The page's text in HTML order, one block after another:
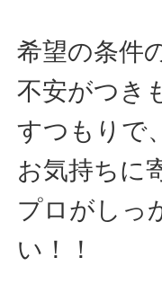
希望の条件
不安がつき
すつもりで
お気持ちに
プロがしっ
い！！